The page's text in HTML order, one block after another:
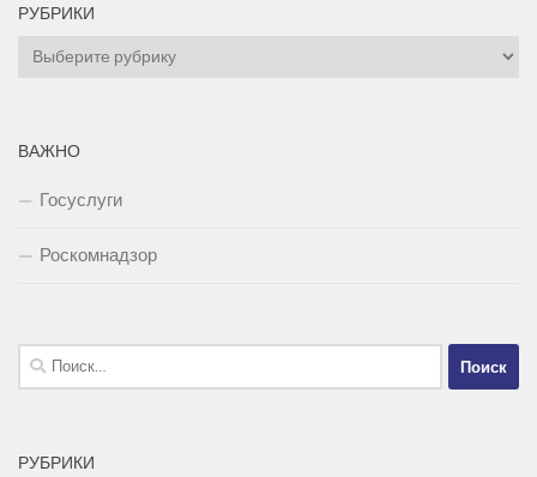
РУБРИКИ
Рубрики
ВАЖНО
Госуслуги
Роскомнадзор
Найти:
РУБРИКИ